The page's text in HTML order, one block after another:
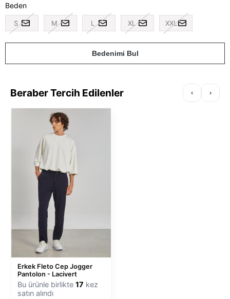
Beden
S M L XL XXL
Bedenimi Bul
Beraber Tercih Edilenler ‹ ›
Erkek Fleto Cep Jogger
Pantolon - Lacivert
Bu ürünle birlikte 17 kez
satın alındı